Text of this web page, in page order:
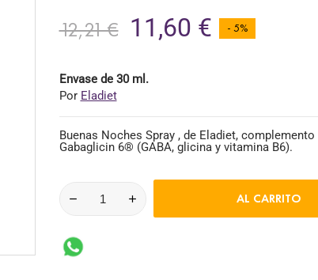
12,21 € 11,60 € - 5%
Envase de 30 ml.
Por Eladiet
Buenas Noches Spray , de Eladiet,
Gabaglicin 6® (GABA, glicina y vitamina B6).
AL CARRITO